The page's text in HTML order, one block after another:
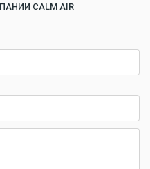
CALM AIR